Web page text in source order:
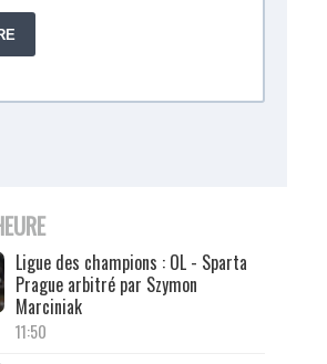
Ligue des champions : OL - Sparta
Prague arbitré par Szymon
Marciniak
11:50